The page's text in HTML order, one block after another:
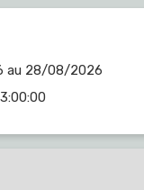
au 28/08/2026